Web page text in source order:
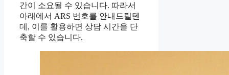
간이 소요될 수 있습니다. 따라서
아래에서 ARS 번호를 안내드릴텐
데, 이를 활용하면 상담 시간을 단
축할 수 있습니다.